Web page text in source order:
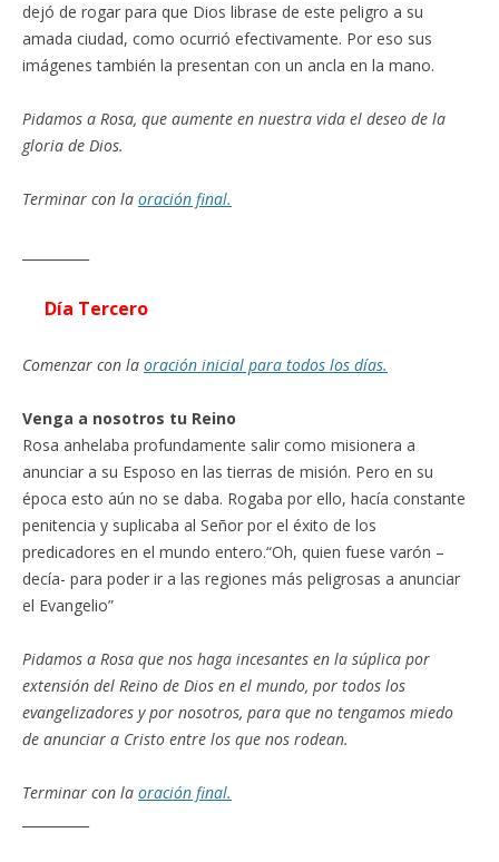
dejó de rogar para que Dios librase de este peligro a su
amada ciudad, como ocurrió efectivamente. Por eso sus
imágenes también la presentan con un ancla en la mano.
Pidamos a Rosa, que aumente en nuestra vida el deseo de la
gloria de Dios.
Terminar con la oración final.
Día Tercero
Comenzar con la oración inicial para todos los días.
Venga a nosotros tu Reino
Rosa anhelaba profundamente salir como misionera a
anunciar a su Esposo en las tierras de misión. Pero en su
época esto aún no se daba. Rogaba por ello, hacía constante
penitencia y suplicaba al Señor por el éxito de los
predicadores en el mundo entero.“Oh, quien fuese varón –
decía- para poder ir a las regiones más peligrosas a anunciar
el Evangelio”
Pidamos a Rosa que nos haga incesantes en la súplica por
extensión del Reino de Dios en el mundo, por todos los
evangelizadores y por nosotros, para que no tengamos miedo
de anunciar a Cristo entre los que nos rodean.
Terminar con la oración final.